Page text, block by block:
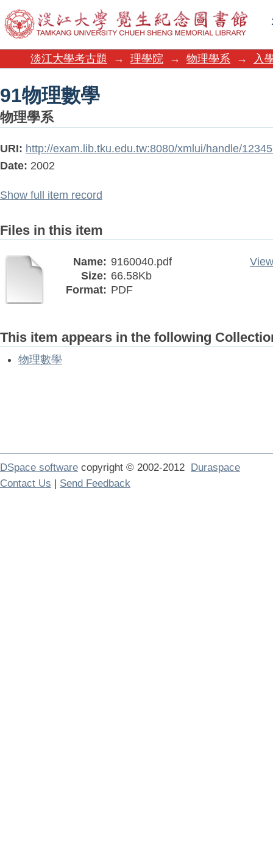
91物理數學
淡江大學考古題 → 理學院 → 物理學系 → 入
91物理數學
物理學系
URI: http://exam.lib.tku.edu.tw:8080/xmlui/handle/
Date: 2002
Show full item record
Files in this item
Name: 9160040.pdf
Size: 66.58Kb
Format: PDF
This item appears in the following
物理數學
DSpace software copyright © 2002-2012 Duraspace
Contact Us | Send Feedback